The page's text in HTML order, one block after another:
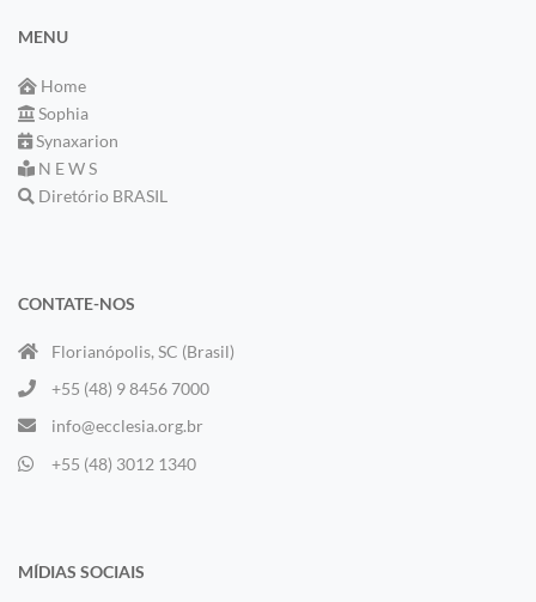
MENU
Home
Sophia
Synaxarion
N E W S
Diretório BRASIL
CONTATE-NOS
Florianópolis, SC (Brasil)
+55 (48) 9 8456 7000
info@ecclesia.org.br
+55 (48) 3012 1340
MÍDIAS SOCIAIS